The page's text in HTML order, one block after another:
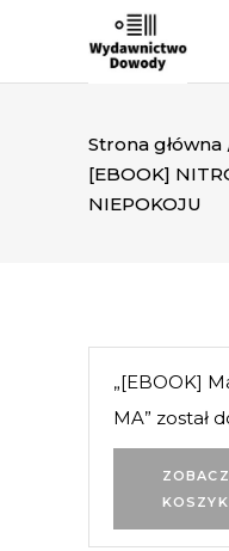
Strona główna
[EBOOK]
NIEPOKOJU
ZOBACZ
KOSZYK
„[EBOOK]
MA” został